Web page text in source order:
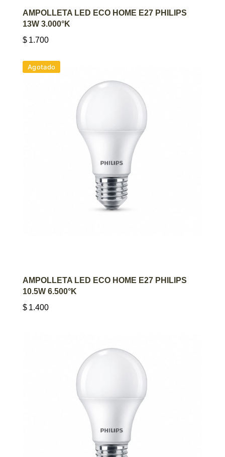
AGREGAR AL CARRITO
AMPOLLETA LED ECO HOME E27 PHILIPS
13W 3.000°K
$ 1.700
Agotado
AGREGAR AL CARRITO
AMPOLLETA LED ECO HOME E27 PHILIPS
10.5W 6.500°K
$ 1.400